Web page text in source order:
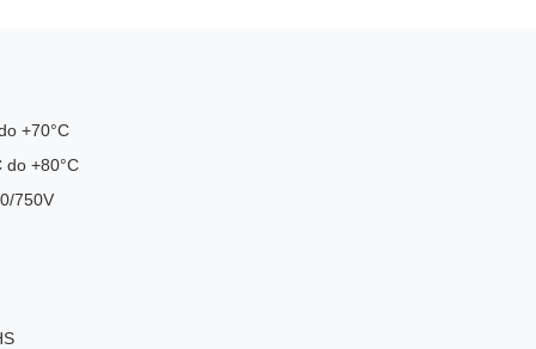
+70°C
do +80°C
750V